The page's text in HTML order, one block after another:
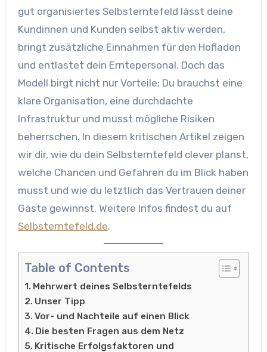
gut organisiertes Selbsterntefeld lässt deine
Kundinnen und Kunden selbst aktiv werden,
bringt zusätzliche Einnahmen für den Hofladen
und entlastet dein Erntepersonal. Doch das
Modell birgt nicht nur Vorteile: Du brauchst eine
klare Organisation, eine durchdachte
Infrastruktur und musst mögliche Risiken
beherrschen. In diesem kritischen Artikel zeigen
wir dir, wie du dein Selbsterntefeld clever planst,
welche Chancen und Gefahren du im Blick haben
musst und wie du letztlich das Vertrauen deiner
Gäste gewinnst. Weitere Infos findest du auf
Selbsterntefeld.de.
Table of Contents
Mehrwert deines Selbsterntefelds
Unser Tipp
Vor- und Nachteile auf einen Blick
Die besten Fragen aus dem Netz
Kritische Erfolgsfaktoren und